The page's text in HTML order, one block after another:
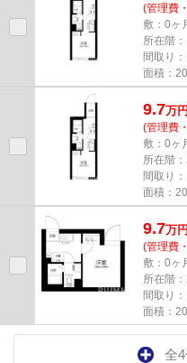
(管理費
敷：0ヶ
所在階
間取り
面積：
9.7万円
(管理費
敷：0ヶ
所在階
間取り
面積：
9.7万円
(管理費
敷：0ヶ
所在階
間取り
面積：
全